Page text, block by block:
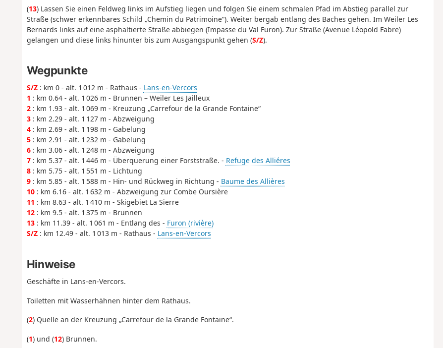
(13) Lassen Sie einen Feldweg links im Aufstieg liegen und folgen Sie einem schmalen Pfad im Abstieg parallel zur
Straße (schwer erkennbares Schild „Chemin du Patrimoine“). Weiter bergab entlang des Baches gehen. Im Weiler Les
Bernards links auf eine asphaltierte Straße abbiegen (Impasse du Val Furon). Zur Straße (Avenue Léopold Fabre)
gelangen und diese links hinunter bis zum Ausgangspunkt gehen (S/Z).
Wegpunkte
S/Z: km 0 - alt. 1 012 m - Rathaus - Lans-en-Vercors
1 : km 0.64 - alt. 1 026 m - Brunnen – Weiler Les Jailleux
2: km 1.93 - alt. 1 069 m - Kreuzung „Carrefour de la Grande Fontaine“
3: km 2.29 - alt. 1 127 m - Abzweigung
4: km 2.69 - alt. 1 198 m - Gabelung
5: km 2.91 - alt. 1 232 m - Gabelung
6: km 3.06 - alt. 1 248 m - Abzweigung
7: km 5.37 - alt. 1 446 m - Überquerung einer Forststraße. - Refuge des Alliéres
8: km 5.75 - alt. 1 551 m - Lichtung
9: km 5.85 - alt. 1 588 m - Hin- und Rückweg in Richtung - Baume des Allières
10: km 6.16 - alt. 1 632 m - Abzweigung zur Combe Oursière
11 : km 8.63 - alt. 1 410 m - Skigebiet La Sierre
12: km 9.5 - alt. 1 375 m - Brunnen
13: km 11.39 - alt. 1 061 m - Entlang des - Furon (rivière)
S/Z: km 12.49 - alt. 1 013 m - Rathaus - Lans-en-Vercors
Hinweise
Geschäfte in Lans-en-Vercors.
Toiletten mit Wasserhähnen hinter dem Rathaus.
(2) Quelle an der Kreuzung „Carrefour de la Grande Fontaine“.
(1) und (12) Brunnen.